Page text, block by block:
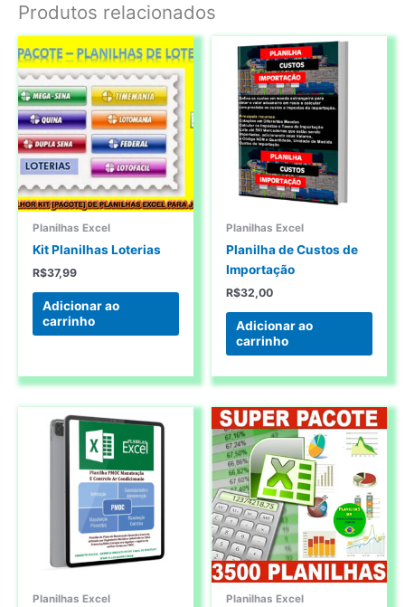
Produtos relacionados
Planilhas Excel
Kit Planilhas Loterias
R$37,99
Adicionar ao
carrinho
Planilhas Excel
Planilha de Custos de
Importação
R$32,00
Adicionar ao
carrinho
Planilhas Excel Planilhas Excel